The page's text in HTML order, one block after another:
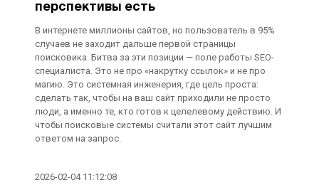
перспективы есть
В интернете миллионы сайтов, но пользователь в 95%
случаев не заходит дальше первой страницы
поисковика. Битва за эти позиции — поле работы SEO-
специалиста. Это не про «накрутку ссылок» и не про
магию. Это системная инженерия, где цель проста:
сделать так, чтобы на ваш сайт приходили не просто
люди, а именно те, кто готов к целелевому действию. И
чтобы поисковые системы считали этот сайт лучшим
ответом на запрос.
2026-02-04 11:12:08